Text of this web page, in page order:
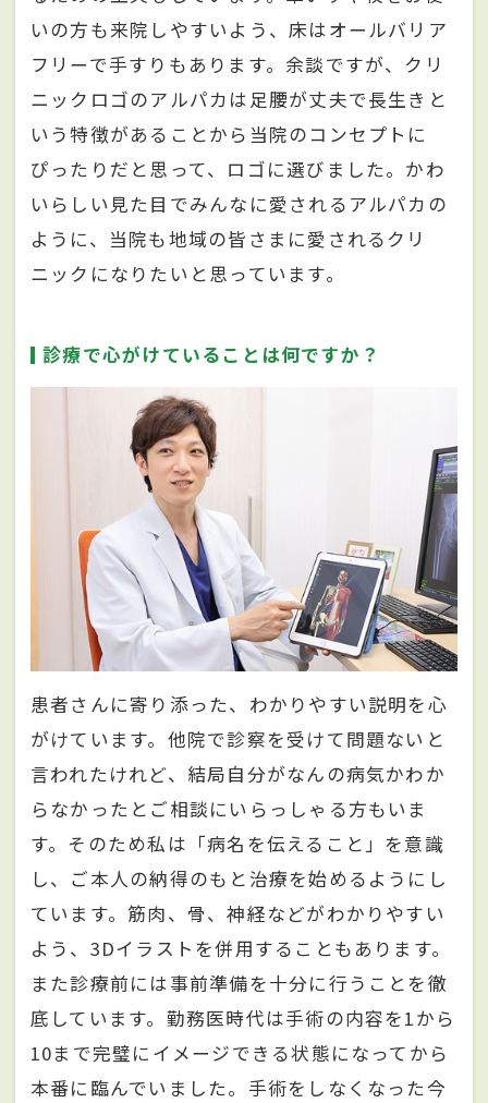
いの方も来院しやすいよう、床はオールバリア
フリーで手すりもあります。余談ですが、クリ
ニックロゴのアルパカは足腰が丈夫で長生きと
いう特徴があることから当院のコンセプトに
ぴったりだと思って、ロゴに選びました。かわ
いらしい見た目でみんなに愛されるアルパカの
ように、当院も地域の皆さまに愛されるクリ
ニックになりたいと思っています。
診療で心がけていることは何ですか？
患者さんに寄り添った、わかりやすい説明を心
がけています。他院で診察を受けて問題ないと
言われたけれど、結局自分がなんの病気かわか
らなかったとご相談にいらっしゃる方もいま
す。そのため私は「病名を伝えること」を意識
し、ご本人の納得のもと治療を始めるようにし
ています。筋肉、骨、神経などがわかりやすい
よう、3Dイラストを併用することもあります。
また診療前には事前準備を十分に行うことを徹
底しています。勤務医時代は手術の内容を1から
10まで完璧にイメージできる状態になってから
本番に臨んでいました。手術をしなくなった今